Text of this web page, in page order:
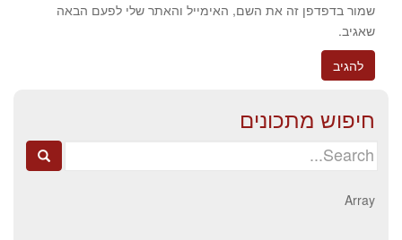
שמור בדפדפן זה את השם, האימייל והאתר שלי לפעם הבאה
שאגיב.
חיפוש מתכונים
Search
Array